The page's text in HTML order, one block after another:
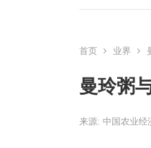
首页 业界
曼玲粥
来源: 中国农业经